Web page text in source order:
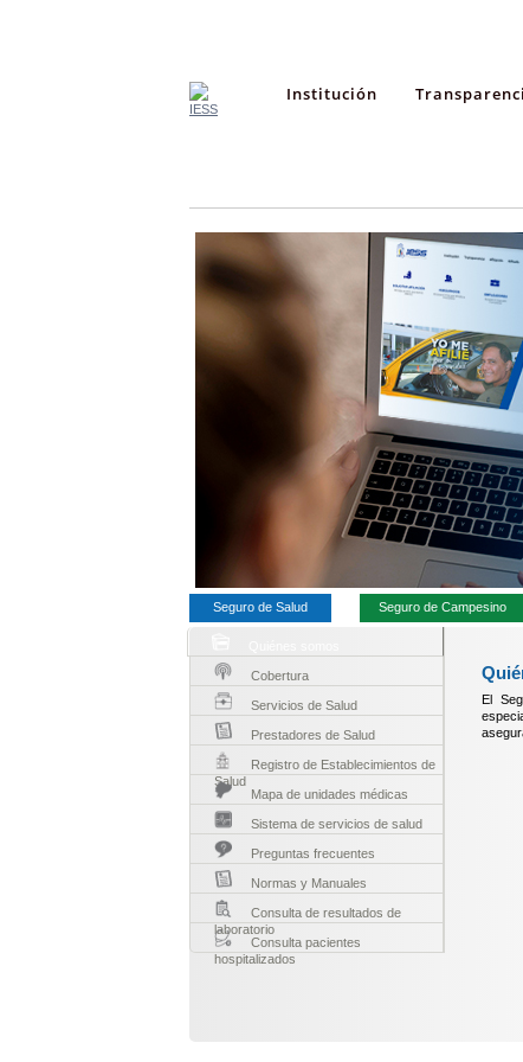
Institución
Seguro de Salud Seguro de Campesino
Cobertura
Servicios de Salud
Prestadores de Salud
Registro de Establecimientos de
Salud
Mapa de unidades médicas
Sistema de servicios de salud
Preguntas frecuentes
Normas y Manuales
Consulta de resultados de
laboratorio
Consulta pacientes
hospitalizados
El